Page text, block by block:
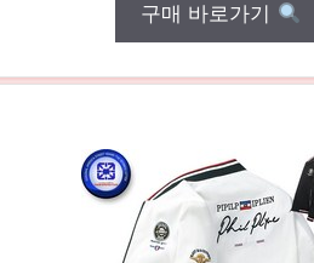
구매 바로가기